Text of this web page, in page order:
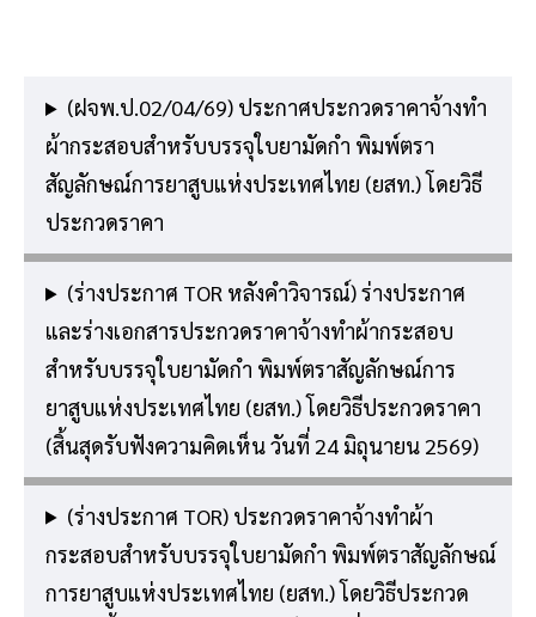
(ฝจพ.ป.02/04/69) ประกาศประกวดราคาจ้างทำ
ผ้ากระสอบสำหรับบรรจุใบยามัดกำ พิมพ์ตรา
สัญลักษณ์การยาสูบแห่งประเทศไทย (ยสท.) โดยวิธี
ประกวดราคา
(ร่างประกาศ TOR หลังคำวิจารณ์) ร่างประกาศ
และร่างเอกสารประกวดราคาจ้างทำผ้ากระสอบ
สำหรับบรรจุใบยามัดกำ พิมพ์ตราสัญลักษณ์การ
ยาสูบแห่งประเทศไทย (ยสท.)โดยวิธีประกวดราคา
(สิ้นสุดรับฟังความคิดเห็น วันที่ 24 มิถุนายน 2569)
(ร่างประกาศ TOR) ประกวดราคาจ้างทำผ้า
กระสอบสำหรับบรรจุใบยามัดกำ พิมพ์ตราสัญลักษณ์
การยาสูบแห่งประเทศไทย (ยสท.) โดยวิธีประกวด